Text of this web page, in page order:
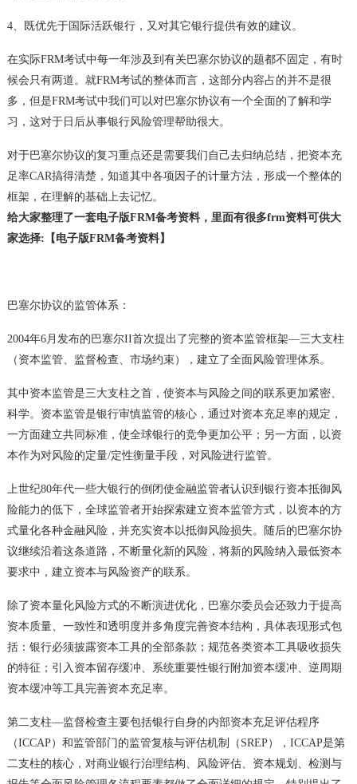
4、既优先于国际活跃银行，又对其它银行提供有效的建议。
在实际FRM考试中每一年涉及到有关巴塞尔协议的题都不固定，有时
候会只有两道。就FRM考试的整体而言，这部分内容占的并不是很
多，但是FRM考试中我们可以对巴塞尔协议有一个全面的了解和学
习，这对于日后从事银行风险管理帮助很大。
对于巴塞尔协议的复习重点还是需要我们自己去归纳总结，把资本充
足率CAR搞得清楚，知道其中各项因子的计量方法，形成一个整体的
框架，在理解的基础上去记忆。
给大家整理了一套电子版FRM备考资料，里面有很多frm资料可供大
家选择: 【电子版FRM备考资料】
巴塞尔协议的监管体系：
2004年6月发布的巴塞尔II首次提出了完整的资本监管框架—三大支柱
（资本监管、监督检查、市场约束），建立了全面风险管理体系。
其中资本监管是三大支柱之首，使资本与风险之间的联系更加紧密、
科学。资本监管是银行审慎监管的核心，通过对资本充足率的规定，
一方面建立共同标准，使全球银行的竞争更加公平；另一方面，以资
本作为对风险的定量/定性衡量手段，对风险进行监管。
上世纪80年代一些大银行的倒闭使金融监管者认识到银行资本抵御风
险能力的低下，全球监管者开始探索建立资本监管方式，以资本的方
式量化各种金融风险，并充实资本以抵御风险损失。随后的巴塞尔协
议继续沿着这条道路，不断量化新的风险，将新的风险纳入最低资本
要求中，建立资本与风险资产的联系。
除了资本量化风险方式的不断演进优化，巴塞尔委员会还致力于提高
资本质量、一致性和透明度并多角度完善资本结构，具体表现形式包
括：银行必须披露资本工具的全部条款；规范各类资本工具吸收损失
的特征；引入资本留存缓冲、系统重要性银行附加资本缓冲、逆周期
资本缓冲等工具完善资本充足率。
第二支柱—监督检查主要包括银行自身的内部资本充足评估程序
（ICCAP）和监管部门的监管复核与评估机制（SREP），ICCAP是第
二支柱的核心，对商业银行治理结构、风险评估、资本规划、检测与